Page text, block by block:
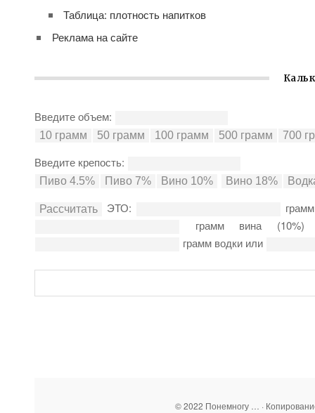
Таблица: плотность напитков
Реклама на сайте
Введите объем:
Введите крепость:
ЭТО:
грамм вина
грамм водки или
© 2022 Понемногу … ·